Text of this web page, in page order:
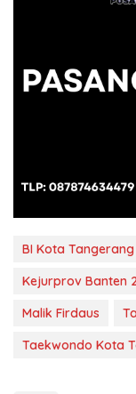
BI Kota Tangerang
Kejurprov Banten
Malik Firdaus
Taekwondo Kota